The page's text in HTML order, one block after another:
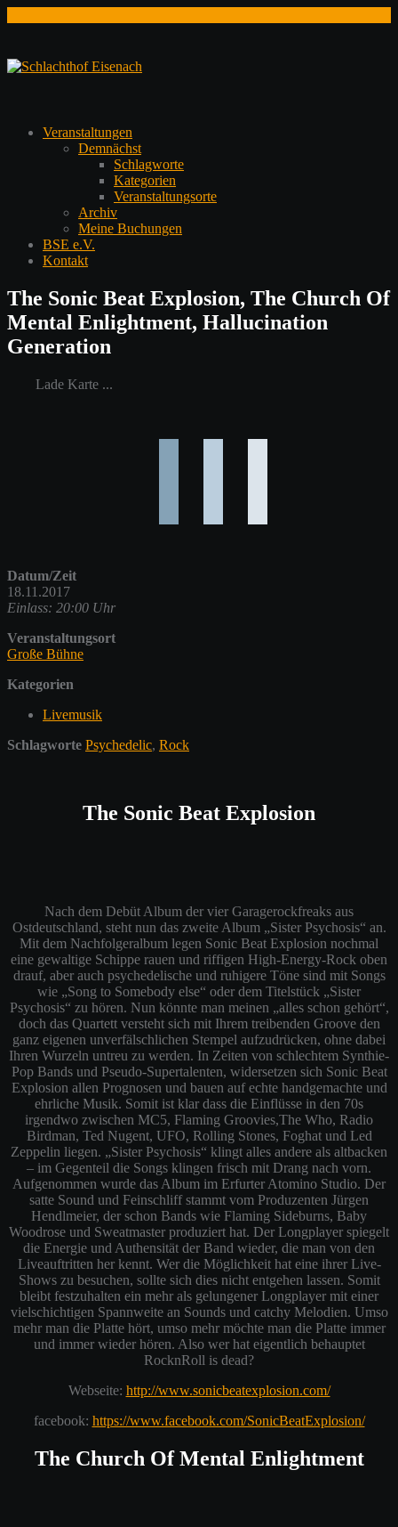
springen
Veranstaltungen
Demnächst
Schlagworte
Kategorien
Veranstaltungsorte
Archiv
Meine Buchungen
BSE e.V.
Kontakt
The Sonic Beat Explosion, The Church Of
Mental Enlightment, Hallucination
Generation
Lade Karte ...
Datum/Zeit
18.11.2017
Einlass: 20:00 Uhr
Veranstaltungsort
Große Bühne
Kategorien
Livemusik
Schlagworte Psychedelic, Rock
The Sonic Beat Explosion
Nach dem Debüt Album der vier Garagerockfreaks aus
Ostdeutschland, steht nun das zweite Album „Sister Psychosis“ an.
Mit dem Nachfolgeralbum legen Sonic Beat Explosion nochmal
eine gewaltige Schippe rauen und riffigen High-Energy-Rock oben
drauf, aber auch psychedelische und ruhigere Töne sind mit Songs
wie „Song to Somebody else“ oder dem Titelstück „Sister
Psychosis“ zu hören. Nun könnte man meinen „alles schon gehört“,
doch das Quartett versteht sich mit Ihrem treibenden Groove den
ganz eigenen unverfälschlichen Stempel aufzudrücken, ohne dabei
Ihren Wurzeln untreu zu werden. In Zeiten von schlechtem Synthie-
Pop Bands und Pseudo-Supertalenten, widersetzen sich Sonic Beat
Explosion allen Prognosen und bauen auf echte handgemachte und
ehrliche Musik. Somit ist klar dass die Einflüsse in den 70s
irgendwo zwischen MC5, Flaming Groovies,The Who, Radio
Birdman, Ted Nugent, UFO, Rolling Stones, Foghat und Led
Zeppelin liegen. „Sister Psychosis“ klingt alles andere als altbacken
– im Gegenteil die Songs klingen frisch mit Drang nach vorn.
Aufgenommen wurde das Album im Erfurter Atomino Studio. Der
satte Sound und Feinschliff stammt vom Produzenten Jürgen
Hendlmeier, der schon Bands wie Flaming Sideburns, Baby
Woodrose und Sweatmaster produziert hat. Der Longplayer spiegelt
die Energie und Authensität der Band wieder, die man von den
Liveauftritten her kennt. Wer die Möglichkeit hat eine ihrer Live-
Shows zu besuchen, sollte sich dies nicht entgehen lassen. Somit
bleibt festzuhalten ein mehr als gelungener Longplayer mit einer
vielschichtigen Spannweite an Sounds und catchy Melodien. Umso
mehr man die Platte hört, umso mehr möchte man die Platte immer
und immer wieder hören. Also wer hat eigentlich behauptet
RocknRoll is dead?
Webseite: http://www.sonicbeatexplosion.com/
facebook: https://www.facebook.com/SonicBeatExplosion/
The Church Of Mental Enlightment